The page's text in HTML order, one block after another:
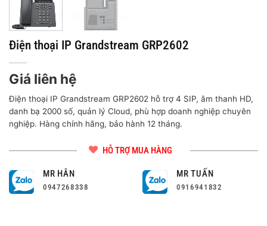
Điện thoại IP Grandstream GRP2602
Giá liên hệ
Điện thoại IP Grandstream GRP2602 hỗ trợ 4 SIP, âm thanh HD,
danh bạ 2000 số, quản lý Cloud, phù hợp doanh nghiệp chuyên
nghiệp. Hàng chính hãng, bảo hành 12 tháng.
HỖ TRỢ MUA HÀNG
MR HÂN
0947268338
MR TUẤN
0916941832